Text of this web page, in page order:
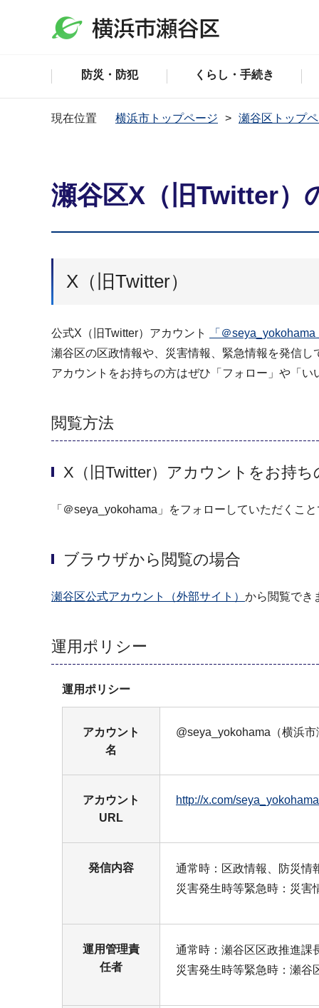
防災・防犯 くらし・手続き
現在位置 横浜市トップページ 瀬谷区トップ
瀬谷区X（旧Twitter）
X（旧Twitter）
公式X（旧Twitter）アカウント
「＠
瀬谷区の区政情報や、災害情報、緊急情報を発信し
アカウントをお持ちの方はぜひ「フォロー」や「い
閲覧方法
X（旧Twitter）アカウントをお持ち
「＠seya_yokohama」をフォローしていただくこ
ブラウザから閲覧の場合
瀬谷区公式アカウント（外部サイト） から閲覧でき
運用ポリシー
運用ポリシー
アカウント
名
@seya_yokohama（横浜
アカウント
URL
http://x.com/
発信内容
通常時：区政情報、防災情
災害発生時等緊急時：災害
運用管理責
任者
通常時：瀬谷区区政推進課
災害発生時等緊急時：瀬谷